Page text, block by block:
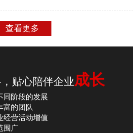
查看更多
贴心陪伴企业成长
同阶段的发展
富的团队
经营活动增值
围广